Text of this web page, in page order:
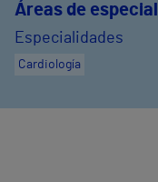
Áreas de
Especialidades
Cardiología